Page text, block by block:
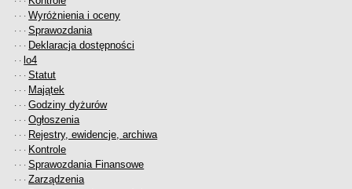
· · ·Wyróżnienia i oceny
· · ·Sprawozdania
· · · Deklaracja dostępności
· · lo4
· · ·Statut
· · · Majątek
· · ·Godziny dyżurów
· · ·Ogłoszenia
· · · Rejestry, ewidencje, archiwa
· · · Kontrole
· · ·Sprawozdania Finansowe
· · ·Zarządzenia